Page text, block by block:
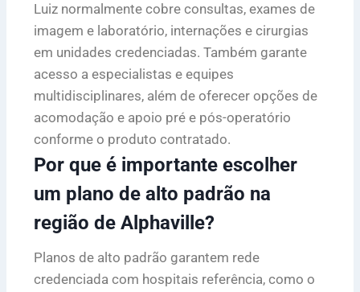
Luiz normalmente cobre consultas, exames de
imagem e laboratório, internações e cirurgias
em unidades credenciadas. Também garante
acesso a especialistas e equipes
multidisciplinares, além de oferecer opções de
acomodação e apoio pré e pós-operatório
conforme o produto contratado.
Por que é importante escolher
um plano de alto padrão na
região de Alphaville?
Planos de alto padrão garantem rede
credenciada com hospitais referência, como o